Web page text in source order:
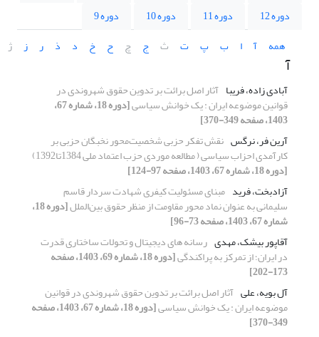
دوره 12
دوره 11 دوره 10
دوره 9
همه
آ ا ب پ ت ث ج چ ح خ د ذ ر ز ژ
آ
آبادی زاده، فریبا آثار اصل برائت بر تدوین حقوق شهروندی در
قوانین موضوعه ایران : یک خوانش سیاسی [دوره 18، شماره 67،
1403، صفحه 349-370]
آرین فر، نرگس نقش تفکر حزبی شخصیت‌محور نخبگان حزبی بر
کارآمدی احزاب سیاسی ( مطالعه موردی حزب اعتماد ملی 1384تا1392)
[دوره 18، شماره 67، 1403، صفحه 97-124]
آزادبخت، فرید مبنای مسئولیت کیفری شهادت سردار قاسم
سلیمانی به عنوان نماد محور مقاومت از منظر حقوق بین‌الملل [دوره 18،
شماره 67، 1403، صفحه 73-96]
آقاپور بیشک، مهدی رسانه‌ های دیجیتال و تحولات ساختاری قدرت
در ایران؛ از تمرکز به پراکندگی [دوره 18، شماره 69، 1403، صفحه
173-202]
آل بویه، علی آثار اصل برائت بر تدوین حقوق شهروندی در قوانین
موضوعه ایران : یک خوانش سیاسی [دوره 18، شماره 67، 1403، صفحه
349-370]